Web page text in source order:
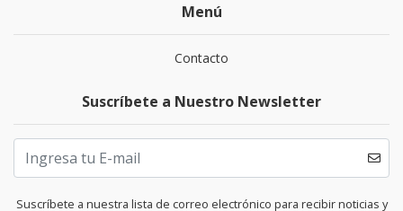
Menú
Contacto
Suscríbete a Nuestro Newsletter
Suscríbete a nuestra lista de correo electrónico para recibir noticias y